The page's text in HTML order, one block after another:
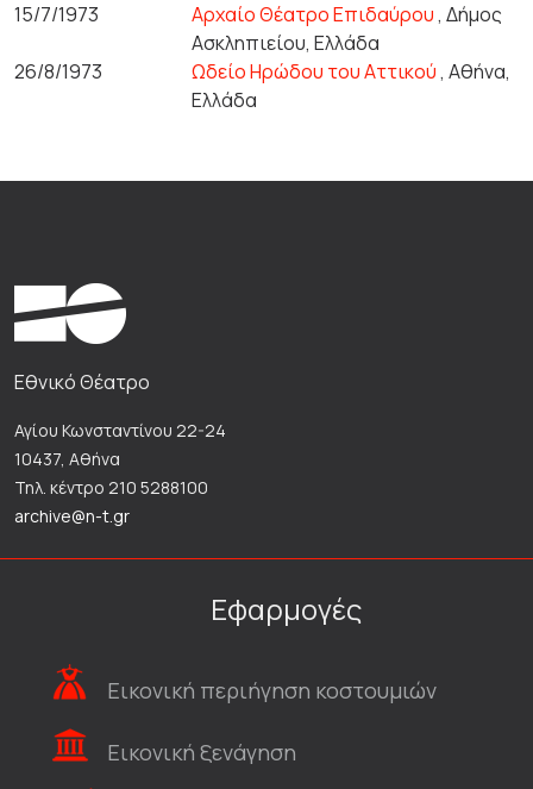
15/7/1973
Αρχαίο Θέατρο Επιδαύρου, Δήμος
Ασκληπιείου, Ελλάδα
26/8/1973
Ωδείο Ηρώδου του Αττικού, Αθήνα,
Ελλάδα
Εθνικό Θέατρο
Αγίου Κωνσταντίνου 22-24
10437, Αθήνα
Τηλ. κέντρο 210 5288100
archive@n-t.gr
Εφαρμογές
Εικονική περιήγηση κοστουμιών
Εικονική ξενάγηση